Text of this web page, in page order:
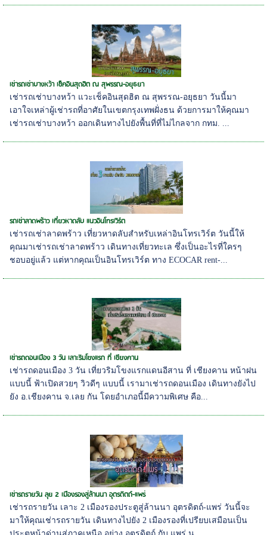
เช่ารถเช่าบางหว้า เช็คอินสุดฮิต ณ สุพรรณ-อยุธยา
เช่ารถเช่าบางหว้า แวะเช็คอินสุดฮิต ณ สุพรรณ-อยุธยา วันนี้มา
เอาใจเหล่าผู้เช่ารถที่อาศัยในเขตกรุงเทพฝั่งธน ด้วยการมาให้คุณมา
เช่ารถเช่าบางหว้า ออกเดินทางไปยังพื้นที่ที่ไม่ไกลจาก กทม. ...
รถเช่าลาดพร้าว เที่ยวหาดลับ แนวอินโทรเวิร์ต
เช่ารถเช่าลาดพร้าว เที่ยวหาดลับสำหรับเหล่าอินโทรเวิร์ต วันนี้ให้
คุณมาเช่ารถเช่าลาดพร้าว เดินทางเที่ยวทะเล ซึ่งเป็นอะไรที่ใครๆ
ชอบอยู่แล้ว แต่หากคุณเป็นอินโทรเวิร์ต ทาง ECOCAR rent-...
เช่ารถดอนเมือง 3 วัน เลาะริมโขงแรก ที่ เชียงคาน
เช่ารถดอนเมือง 3 วัน เที่ยวริมโขงแรกแดนอีสาน ที่ เชียงคาน หน้าฝน
แบบนี้ ฟ้าเปิดสวยๆ วิวดีๆ แบบนี้ เรามาเช่ารถดอนเมือง เดินทางยังไป
ยัง อ.เชียงคาน จ.เลย กัน โดยอำเภอนี้มีความพิเศษ คือ...
เช่ารถรายวัน ลุย 2 เมืองรองสู่ล้านนา อุตรดิตถ์-แพร่
เช่ารถรายวัน เลาะ 2 เมืองรองประตูสู่ล้านนา อุตรดิตถ์-แพร่ วันนี้จะ
มาให้คุณเช่ารถรายวัน เดินทางไปยัง 2 เมืองรองที่เปรียบเสมือนเป็น